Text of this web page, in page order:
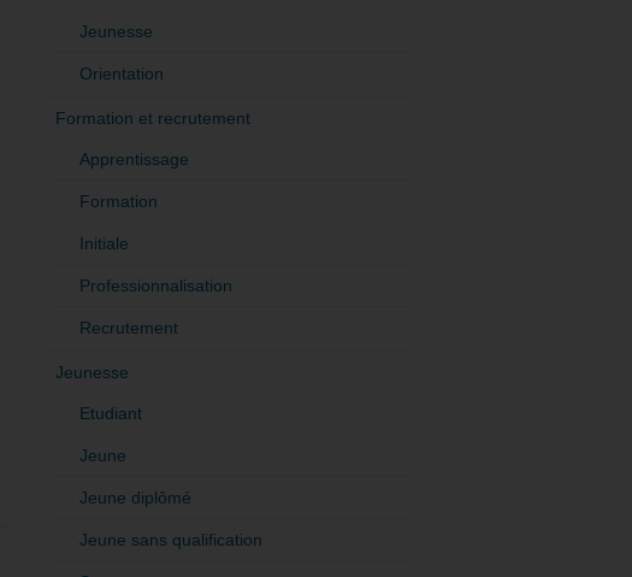
Jeunesse
Orientation
Formation et recrutement
Apprentissage
Formation
Initiale
Professionnalisation
Recrutement
Jeunesse
Etudiant
Jeune
Jeune diplômé
Jeune sans qualification